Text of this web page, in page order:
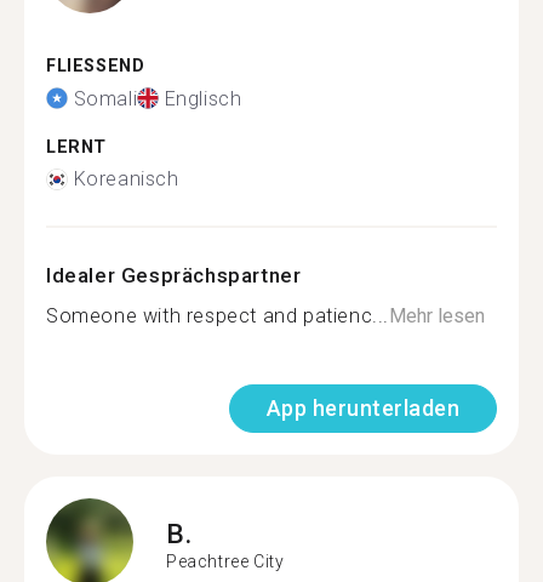
FLIESSEND
Somali Englisch
LERNT
Koreanisch
Idealer Gesprächspartner
Someone with respect and patienc...Mehr lesen
App herunterladen
B.
Peachtree City